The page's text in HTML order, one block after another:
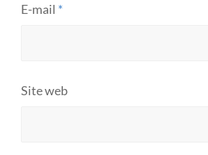
E-mail *
Site web